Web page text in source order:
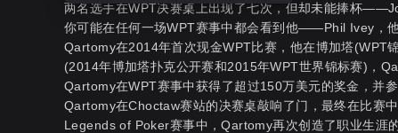
两名选手在WPT决赛桌上出现了七次，但却未能捧杯
你可能在任何一场WPT赛事中都会看到他——Phil Ivey，
Qartomy在2014年首次现金WPT比赛，他在博加塔(WPT
(2014年博加塔扑克公开赛和2015年WPT世界锦标赛)，
Qartomy在WPT赛事中获得了超过150万美元的奖金，并
Qartomy在Choctaw赛站的决赛桌敲响了门，最终在比赛
Legends of Poker赛事中，Qartomy再次创造了职业生涯